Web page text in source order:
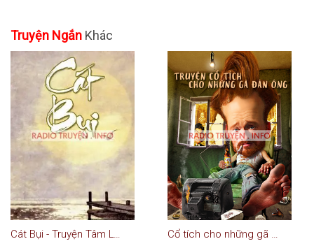
Truyện Ngắn Khác
Cát Bụi - Truyện Tâm Lý Xã Hội Cổ tích cho những gã đàn ông